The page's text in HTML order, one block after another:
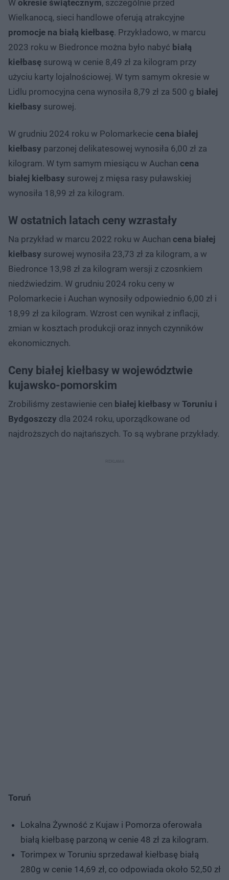
W okresie świątecznym, szczególnie przed
Wielkanocą, sieci handlowe oferują atrakcyjne
promocje na białą kiełbasę. Przykładowo, w marcu
2023 roku w Biedronce można było nabyć białą
kiełbasę surową w cenie 8,49 zł za kilogram przy
użyciu karty lojalnościowej. W tym samym okresie w
Lidlu promocyjna cena wynosiła 8,79 zł za 500 g białej
kiełbasy surowej.​
W grudniu 2024 roku w Polomarkecie cena białej
kiełbasy parzonej delikatesowej wynosiła 6,00 zł za
kilogram. W tym samym miesiącu w Auchan cena
białej kiełbasy surowej z mięsa rasy puławskiej
wynosiła 18,99 zł za kilogram.
W ostatnich latach ceny wzrastały
Na przykład w marcu 2022 roku w Auchan cena białej
kiełbasy surowej wynosiła 23,73 zł za kilogram, a w
Biedronce 13,98 zł za kilogram wersji z czosnkiem
niedźwiedzim. W grudniu 2024 roku ceny w
Polomarkecie i Auchan wynosiły odpowiednio 6,00 zł i
18,99 zł za kilogram. Wzrost cen wynikał z inflacji,
zmian w kosztach produkcji oraz innych czynników
ekonomicznych.
Ceny białej kiełbasy w województwie
kujawsko-pomorskim
Zrobiliśmy zestawienie cen białej kiełbasy w Toruniu i
Bydgoszczy dla 2024 roku, uporządkowane od
najdroższych do najtańszych. To są wybrane przykłady.
Toruń
Lokalna Żywność z Kujaw i Pomorza oferowała
białą kiełbasę parzoną w cenie 48 zł za kilogram.
Torimpex w Toruniu sprzedawał kiełbasę białą
280g w cenie 14,69 zł, co odpowiada około 52,50 zł